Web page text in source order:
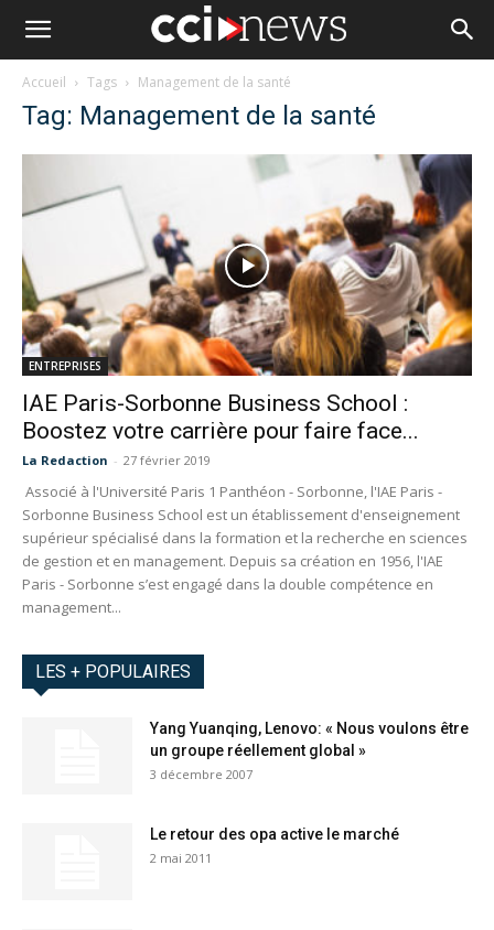
Accueil Tags Management de la santé
Tag: Management de la santé
ENTREPRISES
IAE Paris-Sorbonne Business School :
Boostez votre carrière pour faire face...
La Redaction - 27 février 2019
Associé à l'Université Paris 1 Panthéon - Sorbonne, l'IAE Paris -
Sorbonne Business School est un établissement d'enseignement
supérieur spécialisé dans la formation et la recherche en sciences
de gestion et en management. Depuis sa création en 1956, l'IAE
Paris - Sorbonne s’est engagé dans la double compétence en
management...
LES + POPULAIRES
Yang Yuanqing, Lenovo: « Nous voulons être
un groupe réellement global »
3 décembre 2007
Le retour des opa active le marché
2 mai 2011